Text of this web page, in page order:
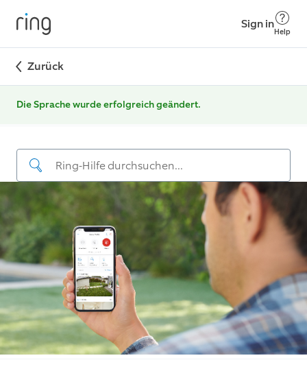
Sign in
Help
Zurück
Die Sprache wurde erfolgreich geändert.